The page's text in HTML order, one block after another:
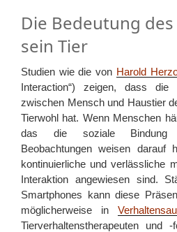
Die Bedeutung
sein Tier
Studien wie die von Harold
Interaction“) zeigen, dass die
zwischen Mensch und Haustier
Tierwohl hat. Wenn Menschen
das die soziale Bindung
Beobachtungen weisen darauf
kontinuierliche und verlässliche
Interaktion angewiesen sind.
Smartphones kann diese
möglicherweise in
Tierverhaltenstherapeuten und